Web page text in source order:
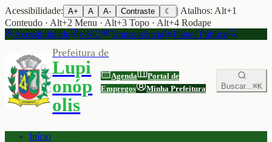
Acessibilidade: A+ A A- Contraste ☾
| Atalhos: Alt+1
Conteudo · Alt+2 Menu · Alt+3 Topo · Alt+4 Rodape
Acessibilidade
e-SIC Transparência Painel Público
Prefeitura de
Lupi
onóp
olis
Agenda
Portal de
Empregos
Minha Prefeitura Buscar...⌘K
Início